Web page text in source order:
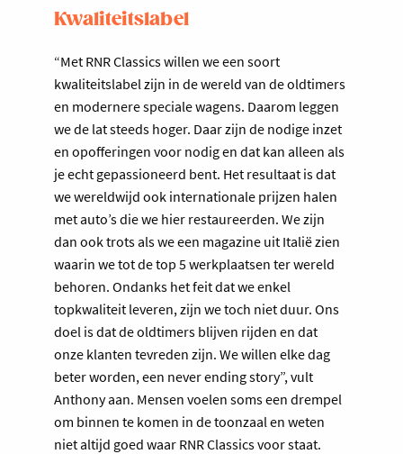
Kwaliteitslabel
“Met RNR Classics willen we een soort
kwaliteitslabel zijn in de wereld van de oldtimers
en modernere speciale wagens. Daarom leggen
we de lat steeds hoger. Daar zijn de nodige inzet
en opofferingen voor nodig en dat kan alleen als
je echt gepassioneerd bent. Het resultaat is dat
we wereldwijd ook internationale prijzen halen
met auto’s die we hier restaureerden. We zijn
dan ook trots als we een magazine uit Italië zien
waarin we tot de top 5 werkplaatsen ter wereld
behoren. Ondanks het feit dat we enkel
topkwaliteit leveren, zijn we toch niet duur. Ons
doel is dat de oldtimers blijven rijden en dat
onze klanten tevreden zijn. We willen elke dag
beter worden, een never ending story”, vult
Anthony aan. Mensen voelen soms een drempel
om binnen te komen in de toonzaal en weten
niet altijd goed waar RNR Classics voor staat.